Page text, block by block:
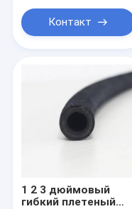
Контакт
1 2 3 дюймовый
гибкий плетеный